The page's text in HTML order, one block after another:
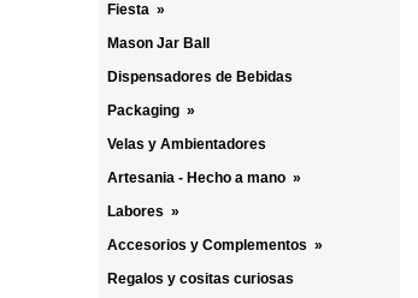
Fiesta »
Mason Jar Ball
Dispensadores de Bebidas
Packaging »
Velas y Ambientadores
Artesania - Hecho a mano »
Labores »
Accesorios y Complementos »
Regalos y cositas curiosas